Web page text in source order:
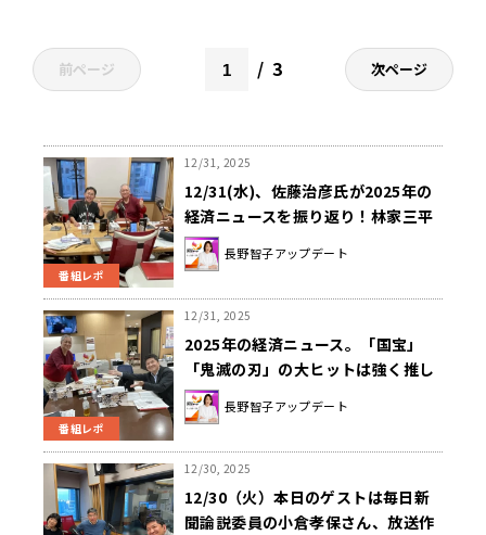
前ページ 3 次ページ
番組レポ
12/31, 2025
12/31(水)、佐藤治彦氏が2025年の
経済ニュースを振り返り！林家三平
師匠が両親への思い語る！DJ・
HAGGY氏が『景色で楽しむ箱根駅
長野智子アップデート
番組レポ
12/31, 2025
2025年の経済ニュース。「国宝」
「鬼滅の刃」の大ヒットは強く推し
たい
長野智子アップデート
12/30, 2025
12/30（火）本日のゲストは毎日新
聞論説委員の小倉孝保さん、放送作